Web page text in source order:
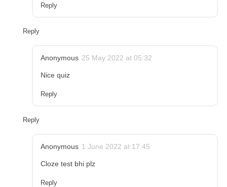
Reply
Reply
Anonymous 25 May 2022 at 05:32
Nice quiz
Reply
Reply
Anonymous 1 June 2022 at 17:45
Cloze test bhi plz
Reply